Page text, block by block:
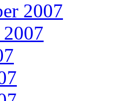
2007